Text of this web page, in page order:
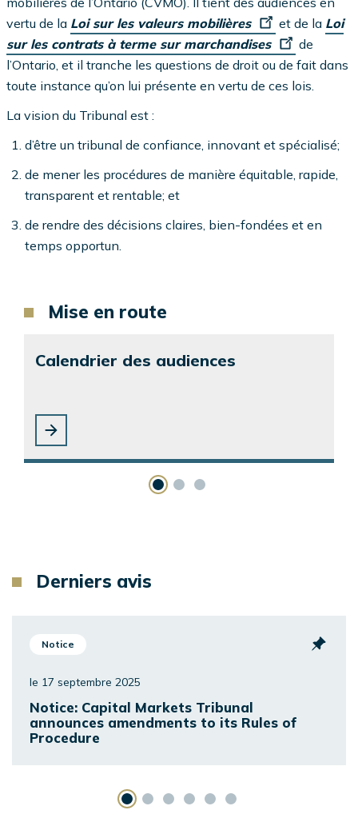
vertu de la Loi sur les valeurs mobilières et de la Loi
sur les contrats à terme sur marchandises
de
l’Ontario, et il tranche les questions de droit ou de fait dans
toute instance qu’on lui présente en vertu de ces lois.
La vision du Tribunal est :
d’être un tribunal de confiance, innovant et spécialisé;
de mener les procédures de manière équitable, rapide,
transparent et rentable; et
de rendre des décisions claires, bien-fondées et en
temps opportun.
Mise en route
Calendrier des audiences
Derniers avis
Notice
le 17 septembre 2025
Notice: Capital Markets Tribunal
announces amendments to its Rules of
Procedure